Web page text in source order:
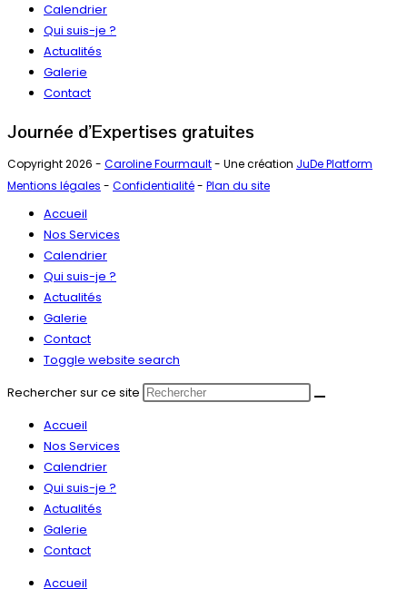
Calendrier
Qui suis-je ?
Actualités
Galerie
Contact
Journée d’Expertises gratuites
Copyright 2026 - Caroline Fourmault- Une création JuDe Platform
Mentions légales - Confidentialité- Plan du site
Accueil
Nos Services
Calendrier
Qui suis-je ?
Actualités
Galerie
Contact
Toggle website search
Rechercher sur ce site
Accueil
Nos Services
Calendrier
Qui suis-je ?
Actualités
Galerie
Contact
Accueil